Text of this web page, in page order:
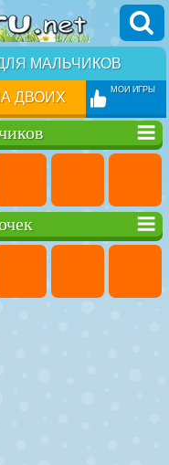
МАЛЬЧИКОВ
ДВОИХ МОИ ИГРЫ